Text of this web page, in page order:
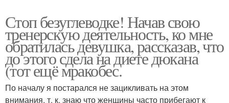
Стоп безуглеводке! Начав свою
тренерскую деятельность, ко мне
обратилась девушка, рассказав, что
до этого сдела на диете дюкана
(тот ещё мракобес.
По началу я постарался не зацикливать на этом
внимания, т. к. знаю что женщины часто прибегают к